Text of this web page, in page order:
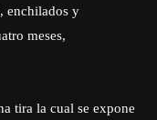
enchilados y
meses,
tira la cual se expone